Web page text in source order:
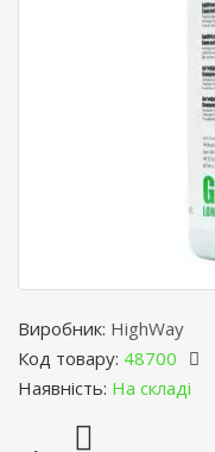
Виробник: HighWay
Код товару: 48700
Наявність: На складі